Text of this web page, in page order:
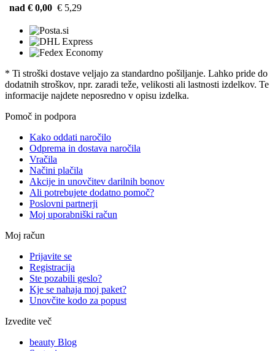
nad € 0,00 € 5,29
* Ti stroški dostave veljajo za standardno pošiljanje. Lahko pride do
dodatnih stroškov, npr. zaradi teže, velikosti ali lastnosti izdelkov. Te
informacije najdete neposredno v opisu izdelka.
Pomoč in podpora
Kako oddati naročilo
Odprema in dostava naročila
Vračila
Načini plačila
Akcije in unovčitev darilnih bonov
Ali potrebujete dodatno pomoč?
Poslovni partnerji
Moj uporabniški račun
Moj račun
Prijavite se
Registracija
Ste pozabili geslo?
Kje se nahaja moj paket?
Unovčite kodo za popust
Izvedite več
beauty Blog